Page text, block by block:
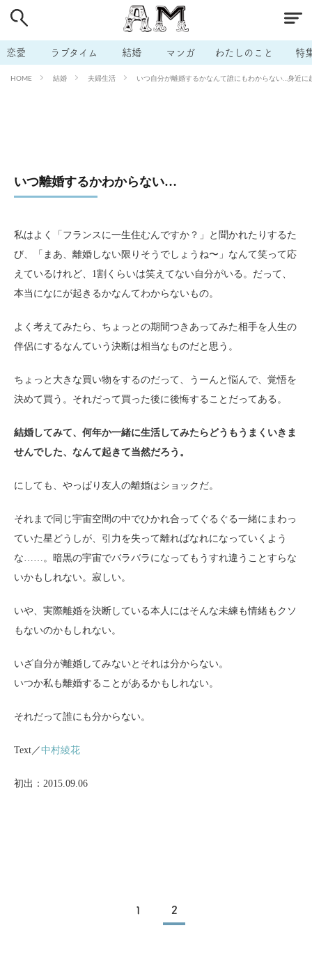
恋愛 ラブタイム 結婚 マンガ わたしのこと 特
HOME 結婚 夫婦生活 いつ自分が離婚するかなんて誰にもわからない…身近に
いつ離婚するかわからない…
私はよく「フランスに一生住むんですか？」と聞かれたりするた
び、「まあ、離婚しない限りそうでしょうね〜」なんて笑って応
えているけれど、1割くらいは笑えてない自分がいる。だって、
本当になにが起きるかなんてわからないもの。
よく考えてみたら、ちょっとの期間つきあってみた相手を人生の
伴侶にするなんていう決断は相当なものだと思う。
ちょっと大きな買い物をするのだって、うーんと悩んで、覚悟を
決めて買う。それだって買った後に後悔することだってある。
結婚してみて、何年か一緒に生活してみたらどうもうまくいきま
せんでした、なんて起きて当然だろう。
にしても、やっぱり友人の離婚はショックだ。
それまで同じ宇宙空間の中でひかれ合ってぐるぐる一緒にまわっ
ていた星どうしが、引力を失って離ればなれになっていくよう
な……。暗黒の宇宙でバラバラになってもうすれ違うことすらな
いかもしれない。寂しい。
いや、実際離婚を決断している本人にはそんな未練も情緒もクソ
もないのかもしれない。
いざ自分が離婚してみないとそれは分からない。
いつか私も離婚することがあるかもしれない。
それだって誰にも分からない。
Text／中村綾花
初出：2015.09.06
1 2
# 男の本音 # セフレ
# 不倫 # 出会う方法 # マッチングアプリ
# ラブグッズ # 体の相性 # イケない